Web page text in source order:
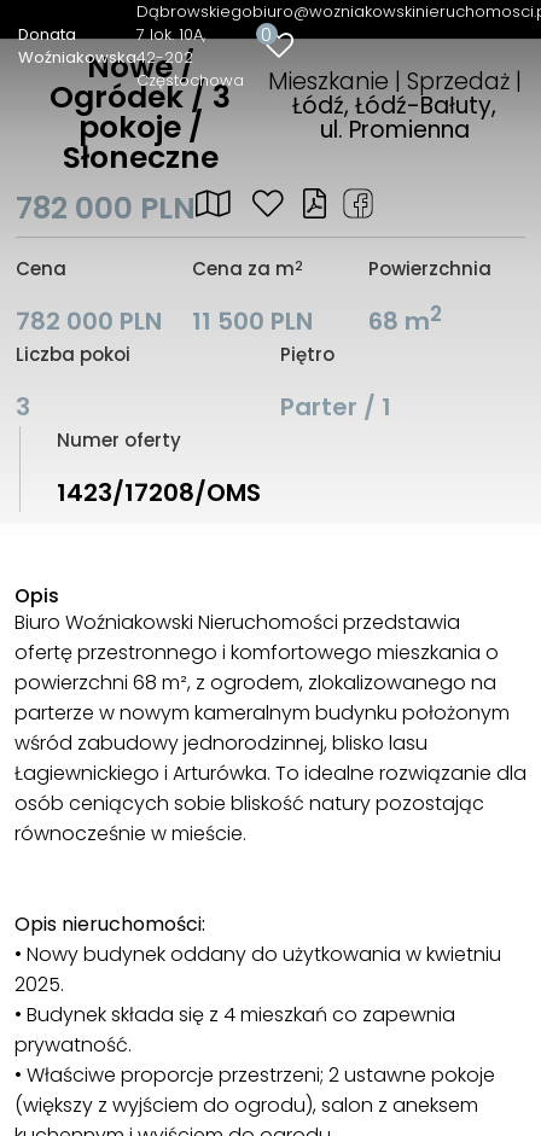
Donata
Woźniakowska
Dąbrowskiego
7 lok. 10A
42-202
Częstochowa
0
Nowe /
Ogródek / 3
pokoje /
Słoneczne
Mieszkanie | Sprzedaż |
Łódź, Łódź-Bałuty,
ul. Promienna
782 000 PLN
Cena
782 000 PLN
Cena za m2
11 500 PLN
Powierzchnia
68 m2
Liczba pokoi
3
Piętro
Parter / 1
Numer oferty
1423/17208/OMS
Opis
Biuro Woźniakowski Nieruchomości przedstawia
ofertę przestronnego i komfortowego mieszkania o
powierzchni 68 m², z ogrodem, zlokalizowanego na
parterze w nowym kameralnym budynku położonym
wśród zabudowy jednorodzinnej, blisko lasu
Łagiewnickiego i Arturówka. To idealne rozwiązanie dla
osób ceniących sobie bliskość natury pozostając
równocześnie w mieście.
Opis nieruchomości:
• Nowy budynek oddany do użytkowania w kwietniu
2025.
• Budynek składa się z 4 mieszkań co zapewnia
prywatność.
• Właściwe proporcje przestrzeni; 2 ustawne pokoje
(większy z wyjściem do ogrodu), salon z aneksem